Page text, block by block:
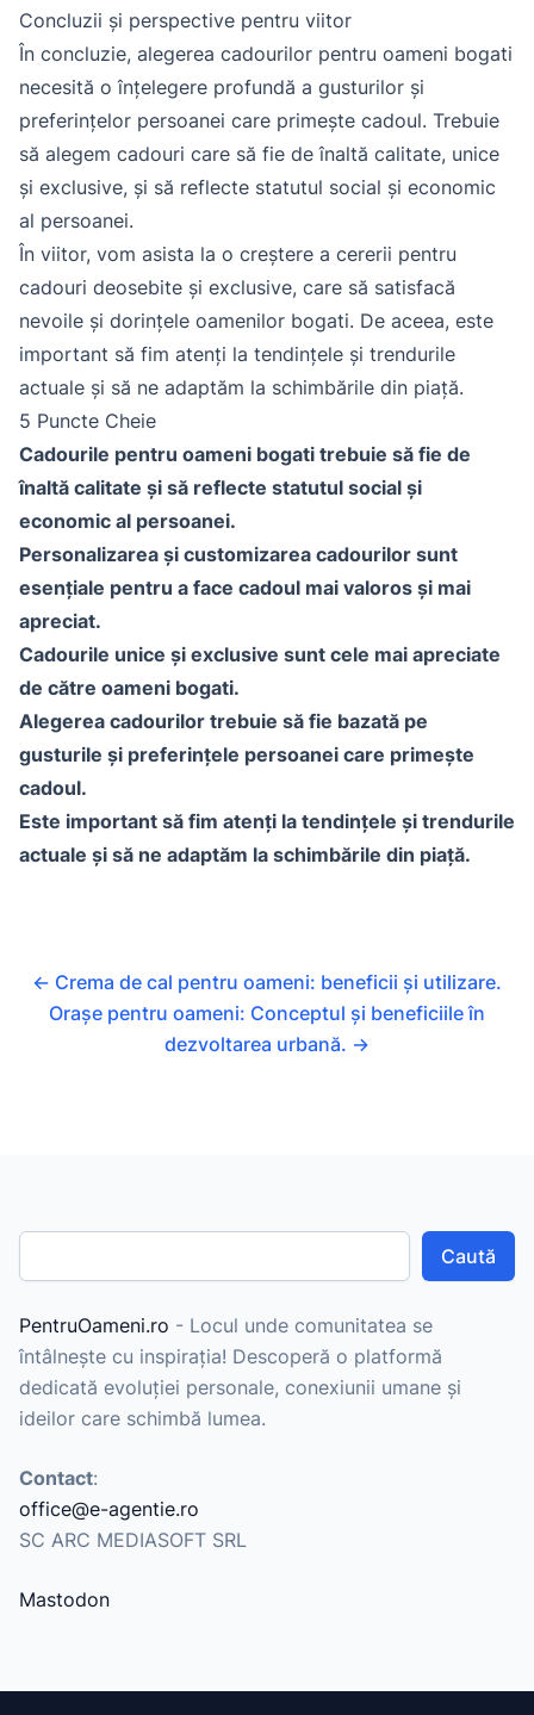
Concluzii și perspective pentru viitor
În concluzie, alegerea cadourilor pentru oameni bogati
necesită o înțelegere profundă a gusturilor și
preferințelor persoanei care primește cadoul. Trebuie
să alegem cadouri care să fie de înaltă calitate, unice
și exclusive, și să reflecte statutul social și economic
al persoanei.
În viitor, vom asista la o creștere a cererii pentru
cadouri deosebite și exclusive, care să satisfacă
nevoile și dorințele oamenilor bogati. De aceea, este
important să fim atenți la tendințele și trendurile
actuale și să ne adaptăm la schimbările din piață.
5 Puncte Cheie
Cadourile pentru oameni bogati trebuie să fie de
înaltă calitate și să reflecte statutul social și
economic al persoanei.
Personalizarea și customizarea cadourilor sunt
esențiale pentru a face cadoul mai valoros și mai
apreciat.
Cadourile unice și exclusive sunt cele mai apreciate
de către oameni bogati.
Alegerea cadourilor trebuie să fie bazată pe
gusturile și preferințele persoanei care primește
cadoul.
Este important să fim atenți la tendințele și trendurile
actuale și să ne adaptăm la schimbările din piață.
← Crema de cal pentru oameni: beneficii și utilizare.
Orașe pentru oameni: Conceptul și beneficiile în
dezvoltarea urbană. →
Caută
PentruOameni.ro - Locul unde comunitatea se
întâlnește cu inspirația! Descoperă o platformă
dedicată evoluției personale, conexiunii umane și
ideilor care schimbă lumea.
Contact:
office@e-agentie.ro
SC ARC MEDIASOFT SRL
Mastodon